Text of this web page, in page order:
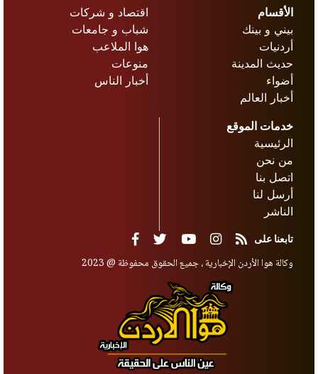
الأقسام
بيني و بينك
أردنيات
حديث المدينة
أضواء
أخبار العالم
اقتصاد و شركات
شباب و جامعات
هوا الملاعب
منوعات
أخبار الناس
خدمات الموقع
الرئيسية
من نحن
اتصل بنا
أرسل لنا
الناشر
تابعنا على
وكالة هوا الأردن الإخبارية ، جميع الحقوق محفوظة @ 2023